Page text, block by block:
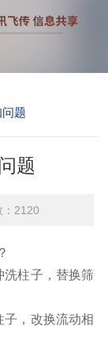
题
题
2120
洗柱子，替换筛
，改换流动相